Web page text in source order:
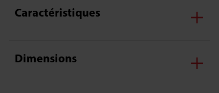
Caractéristiques
Dimensions